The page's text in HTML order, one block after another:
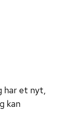
har et nyt,
kan